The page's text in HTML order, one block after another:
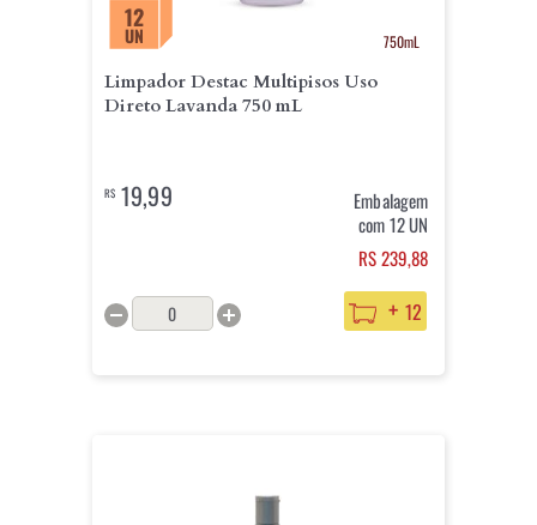
12
UN 750mL
Limpador Destac Multipisos Uso
Direto Lavanda 750 mL
R$19,99
Embalagem
com 12 UN
RS 239,88
+ 12